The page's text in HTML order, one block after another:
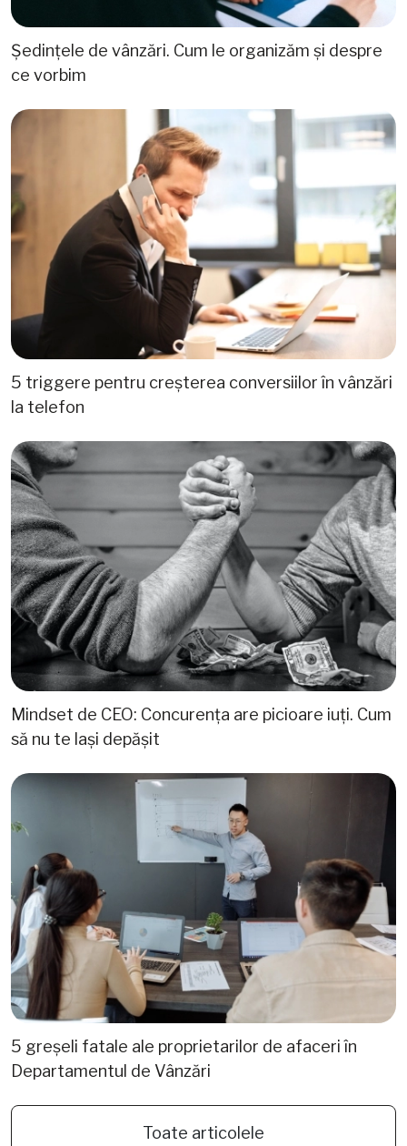
Ședințele de vânzări. Cum le organizăm și despre
ce vorbim
5 triggere pentru creșterea conversiilor în vânzări
la telefon
Mindset de CEO: Concurența are picioare iuți. Cum
să nu te lași depășit
5 greșeli fatale ale proprietarilor de afaceri în
Departamentul de Vânzări
Toate articolele